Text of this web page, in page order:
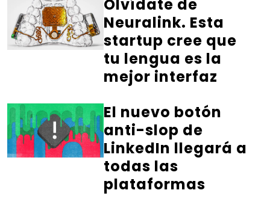
Olvídate de
Neuralink. Esta
startup cree que
tu lengua es la
mejor interfaz
El nuevo botón
anti-slop de
LinkedIn llegará a
todas las
plataformas